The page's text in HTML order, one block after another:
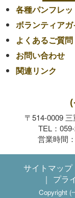
〒514-0009
TEL：
営業時間
各種パンフレッ
ボランティアガ
よくあるご質問
お問い合わせ
関連リンク
サイトマップ
プラ
Copyright (